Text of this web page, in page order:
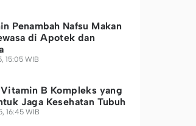
Penambah Nafsu Makan
di Apotek dan
15:05 WIB
B Kompleks yang
Jaga Kesehatan Tubuh
16:45 WIB